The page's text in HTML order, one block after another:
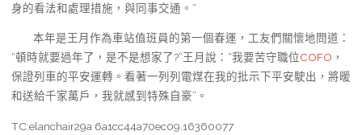
身的看法和處理措施，與同事交通。”
本年是王月作為車站值班員的第一個春運，工友們關懷地問道：
“頓時就要過年了，是不是想家了?”王月說：“我要苦守職位COFO ，
保證列車的平安運轉。看著一列列電煤在我的批示下平安駛出，將暖
和送給千家萬戶，我就感到特殊自豪”。
TC:elanchair29a 6a1cc44a70ec09.16360077